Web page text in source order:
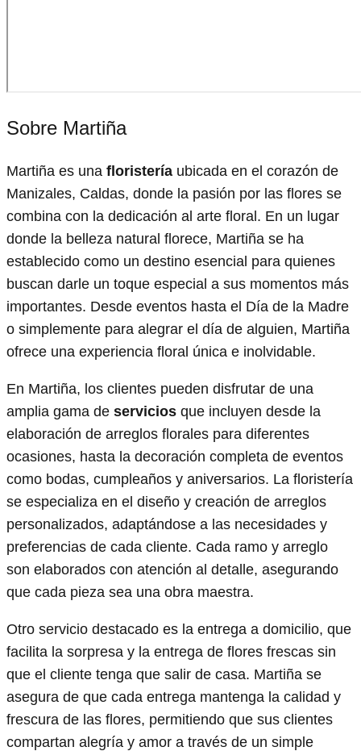
Sobre Martiña
Martiña es una floristería ubicada en el corazón de
Manizales, Caldas, donde la pasión por las flores se
combina con la dedicación al arte floral. En un lugar
donde la belleza natural florece, Martiña se ha
establecido como un destino esencial para quienes
buscan darle un toque especial a sus momentos más
importantes. Desde eventos hasta el Día de la Madre
o simplemente para alegrar el día de alguien, Martiña
ofrece una experiencia floral única e inolvidable.
En Martiña, los clientes pueden disfrutar de una
amplia gama de servicios que incluyen desde la
elaboración de arreglos florales para diferentes
ocasiones, hasta la decoración completa de eventos
como bodas, cumpleaños y aniversarios. La floristería
se especializa en el diseño y creación de arreglos
personalizados, adaptándose a las necesidades y
preferencias de cada cliente. Cada ramo y arreglo
son elaborados con atención al detalle, asegurando
que cada pieza sea una obra maestra.
Otro servicio destacado es la entrega a domicilio, que
facilita la sorpresa y la entrega de flores frescas sin
que el cliente tenga que salir de casa. Martiña se
asegura de que cada entrega mantenga la calidad y
frescura de las flores, permitiendo que sus clientes
compartan alegría y amor a través de un simple